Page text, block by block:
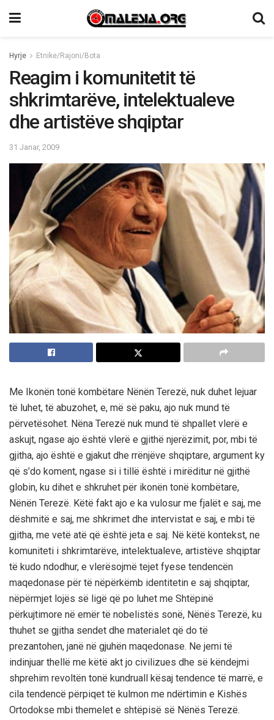
Hyrje Etnike/Rajoni/Bota
Reagim i komunitetit të
shkrimtarëve, intelektualeve
dhe artistëve shqiptar
31 Janar, 2009
Me Ikonën tonë kombëtare Nënën Terezë, nuk duhet lejuar
të luhet, të abuzohet, e, më së paku, ajo nuk mund të
përvetësohet. Nëna Terezë nuk mund të shpallet vlerë e
askujt, ngase ajo është vlerë e gjithë njerëzimit, por, mbi të
gjitha, ajo është e gjakut dhe rrënjëve shqiptare, argument ky
që s’do koment, ngase si i tillë është i mirëditur në gjithë
globin, ku dihet e shkruhet për ikonën tonë kombëtare,
Nënën Terezë. Këtë fakt ajo e ka vulosur me fjalët e saj, me
dëshmitë e saj, me shkrimet dhe intervistat e saj, e mbi të
gjitha, me vetë atë që është jeta e saj. Në këtë kontekst, ne
komuniteti i shkrimtarëve, intelektualeve, artistëve shqiptar
të kudo ndodhur, e vlerësojmë tejet fyese tendencën
maqedonase për të nëpërkëmb identitetin e saj shqiptar,
nëpërmjet lojës së ligë që po luhet me Shtëpinë
përkujtimore në emër të nobelistës sonë, Nënës Terezë, ku
thuhet se gjitha sendet dhe materialet që do të
prezantohen, janë në gjuhën maqedonase. Ne jemi të
indinjuar thellë me këtë akt jo civilizues dhe së këndejmi
shprehim revoltën tonë kundruall kësaj tendence të marrë, e
cila tendencë përpiqet të kulmon me ndërtimin e Kishës
Ortodokse mbi themelet e shtëpisë së Nënës Terezë.